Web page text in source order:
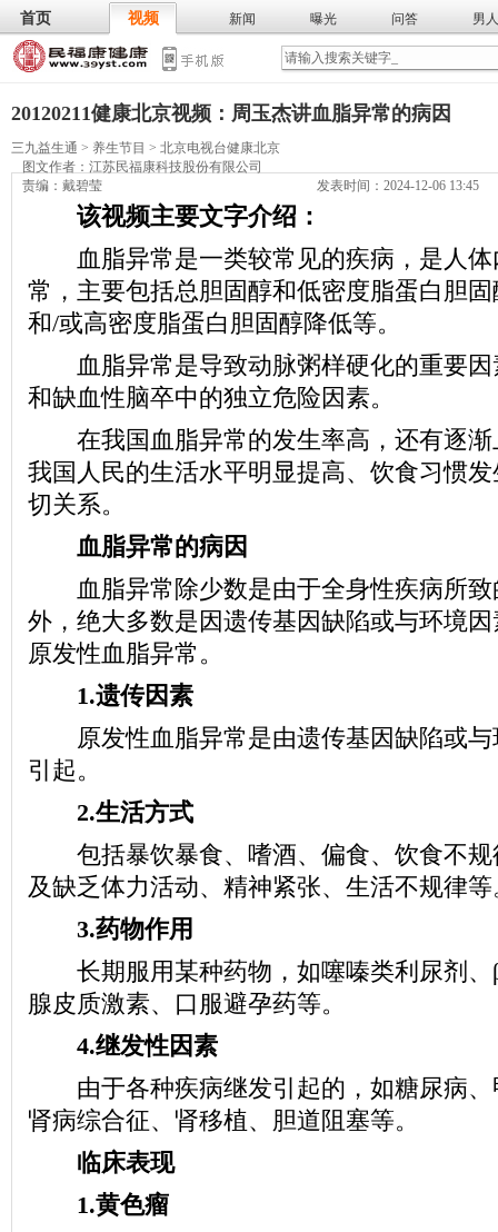
首页 视频 新闻 曝光 问答 男人
武术 气功 膳食 食谱 营养
20120211健康北京视频：周玉杰讲血脂异常的病因
三九益生通 > 养生节目 > 北京电视台健康北京
图文作者： 江苏民福康科技股份有限公司
责编：戴碧莹
发表时间：2024-12-06 13:45
该视频主要文字介绍：
血脂异常是一类较常见的疾病，是人体
常，主要包括总胆固醇和低密度脂蛋白胆
和/或高密度脂蛋白胆固醇降低等。
血脂异常是导致动脉粥样硬化的重要因
和缺血性脑卒中的独立危险因素。
在我国血脂异常的发生率高，还有逐渐
我国人民的生活水平明显提高、饮食习惯
切关系。
血脂异常的病因
血脂异常除少数是由于全身性疾病所致
外，绝大多数是因遗传基因缺陷或与环境
原发性血脂异常。
1.遗传因素
原发性血脂异常是由遗传基因缺陷或与
引起。
2.生活方式
包括暴饮暴食、嗜酒、偏食、饮食不规
及缺乏体力活动、精神紧张、生活不规律等
3.药物作用
长期服用某种药物，如噻嗪类利尿剂、
腺皮质激素、口服避孕药等。
4.继发性因素
由于各种疾病继发引起的，如糖尿病、
肾病综合征、肾移植、胆道阻塞等。
临床表现
1.黄色瘤